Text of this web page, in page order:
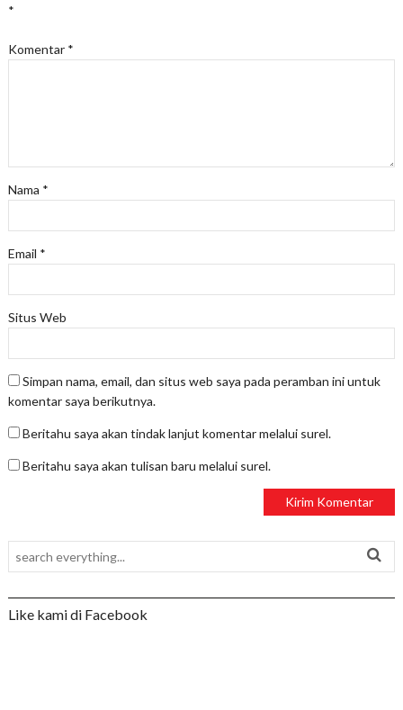
*
Komentar *
Nama *
Email *
Situs Web
Simpan nama, email, dan situs web saya pada peramban ini untuk
komentar saya berikutnya.
Beritahu saya akan tindak lanjut komentar melalui surel.
Beritahu saya akan tulisan baru melalui surel.
Like kami di Facebook